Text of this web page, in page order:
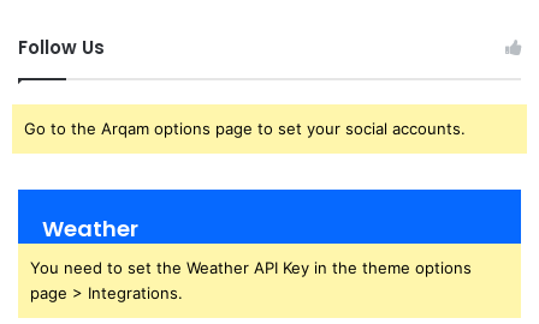
Follow Us
Go to the Arqam options page to set your social accounts.
Weather
You need to set the Weather API Key in the theme options
page > Integrations.